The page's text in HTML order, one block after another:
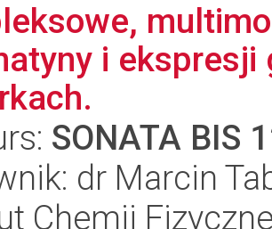
i ekspresji
SONATA BIS
dr Marcin
Chemii